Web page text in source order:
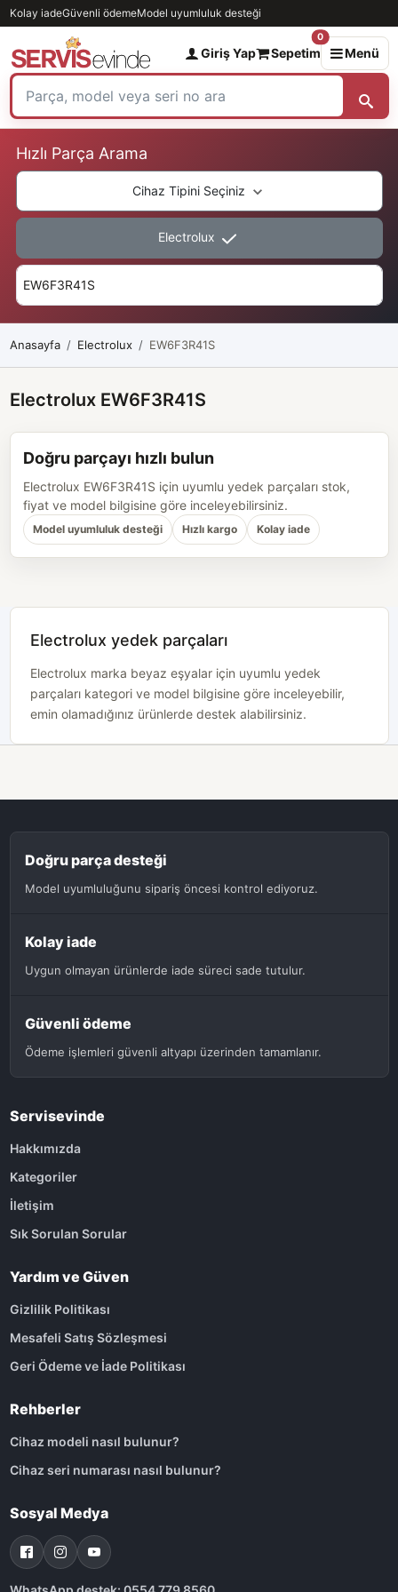
Kolay iadeGüvenli ödemeModel uyumluluk desteği
Giriş Yap Sepetim
0
Menü
Hızlı Parça Arama
Cihaz Tipini Seçiniz
Electrolux
Anasayfa Electrolux EW6F3R41S
Electrolux EW6F3R41S
Doğru parçayı hızlı bulun
Electrolux EW6F3R41S için uyumlu yedek parçaları stok,
fiyat ve model bilgisine göre inceleyebilirsiniz.
Model uyumluluk desteği Hızlı kargo Kolay iade
Electrolux yedek parçaları
Electrolux marka beyaz eşyalar için uyumlu yedek
parçaları kategori ve model bilgisine göre inceleyebilir,
emin olamadığınız ürünlerde destek alabilirsiniz.
Doğru parça desteği
Model uyumluluğunu sipariş öncesi kontrol ediyoruz.
Kolay iade
Uygun olmayan ürünlerde iade süreci sade tutulur.
Güvenli ödeme
Ödeme işlemleri güvenli altyapı üzerinden tamamlanır.
Servisevinde
Hakkımızda
Kategoriler
İletişim
Sık Sorulan Sorular
Yardım ve Güven
Gizlilik Politikası
Mesafeli Satış Sözleşmesi
Geri Ödeme ve İade Politikası
Rehberler
Cihaz modeli nasıl bulunur?
Cihaz seri numarası nasıl bulunur?
Sosyal Medya